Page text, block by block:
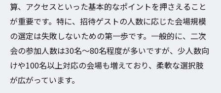
結婚式二次会貸し切りで設備とアクセスを
見極める
結婚式二次会貸し切りに最適な会場ランキ
ングの活用法
写真映え重視の結婚式二次会貸し切り会場
ポイント
算、アクセスといった基本的なポイントを押さえること
が重要です。特に、招待ゲストの人数に応じた会場規模
の選定は失敗しないための第一歩です。一般的に、二次
会の参加人数は30名〜80名程度が多いですが、少人数向
けや100名以上対応の会場も増えており、柔軟な選択肢
が広がっています。